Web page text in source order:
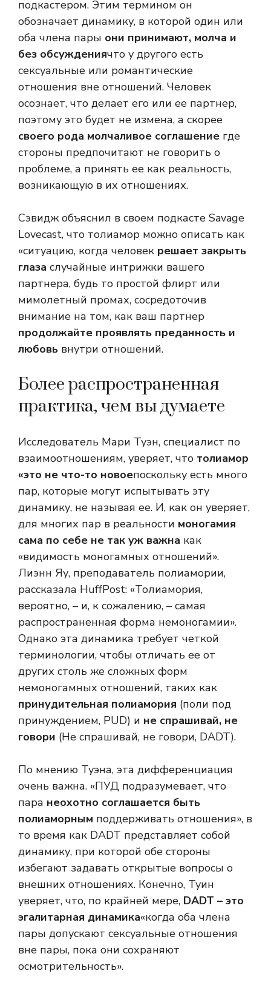
подкастером. Этим термином он
обозначает динамику, в которой один или
оба члена пары они принимают, молча и
без обсуждениячто у другого есть
сексуальные или романтические
отношения вне отношений. Человек
осознает, что делает его или ее партнер,
поэтому это будет не измена, а скорее
своего рода молчаливое соглашение где
стороны предпочитают не говорить о
проблеме, а принять ее как реальность,
возникающую в их отношениях.
Сэвидж объяснил в своем подкасте Savage
Lovecast, что толиамор можно описать как
«ситуацию, когда человек решает закрыть
глаза случайные интрижки вашего
партнера, будь то простой флирт или
мимолетный промах, сосредоточив
внимание на том, как ваш партнер
продолжайте проявлять преданность и
любовь внутри отношений.
Более распространенная
практика, чем вы думаете
Исследователь Мари Туэн, специалист по
взаимоотношениям, уверяет, что толиамор
«это не что-то новоепоскольку есть много
пар, которые могут испытывать эту
динамику, не называя ее. И, как он уверяет,
для многих пар в реальности моногамия
сама по себе не так уж важна как
«видимость моногамных отношений».
Лиэнн Яу, преподаватель полиамории,
рассказала HuffPost: «Толиамория,
вероятно, – и, к сожалению, – самая
распространенная форма немоногамии».
Однако эта динамика требует четкой
терминологии, чтобы отличать ее от
других столь же сложных форм
немоногамных отношений, таких как
принудительная полиамория (поли под
принуждением, PUD) и не спрашивай, не
говори (Не спрашивай, не говори, DADT).
По мнению Туэна, эта дифференциация
очень важна. «ПУД подразумевает, что
пара неохотно соглашается быть
полиаморным поддерживать отношения», в
то время как DADT представляет собой
динамику, при которой обе стороны
избегают задавать открытые вопросы о
внешних отношениях. Конечно, Туин
уверяет, что, по крайней мере, DADT – это
эгалитарная динамика«когда оба члена
пары допускают сексуальные отношения
вне пары, пока они сохраняют
осмотрительность».